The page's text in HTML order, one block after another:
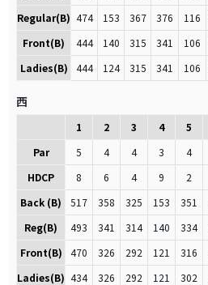
Regular(B) 474 153 367 376 116
Front(B)
444 140 315 341 106
Ladies(B)
444 124 315 341 106
西
1 2 3 4 5
Par
5 4 4 3 4
HDCP
8 6 4 9 2
Back (B)
517 358 325 153 351
Reg(B)
493 341 314 140 334
Front(B)
470 326 292 121 316
Ladies(B) 434 326 292 121 302